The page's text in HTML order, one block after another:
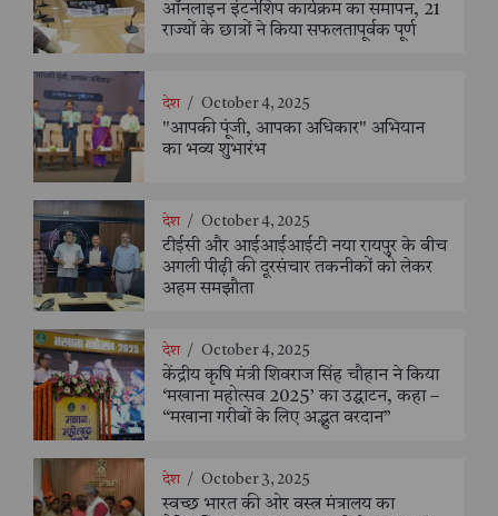
ऑनलाइन इंटर्नशिप कार्यक्रम का समापन, 21
राज्यों के छात्रों ने किया सफलतापूर्वक पूर्ण
देश / October 4, 2025
"आपकी पूंजी, आपका अधिकार" अभियान
का भव्य शुभारंभ
देश / October 4, 2025
टीईसी और आईआईआईटी नया रायपुर के बीच
अगली पीढ़ी की दूरसंचार तकनीकों को लेकर
अहम समझौता
देश / October 4, 2025
केंद्रीय कृषि मंत्री शिवराज सिंह चौहान ने किया
‘मखाना महोत्सव 2025’ का उद्घाटन, कहा –
“मखाना गरीबों के लिए अद्भुत वरदान”
देश / October 3, 2025
स्वच्छ भारत की ओर वस्त्र मंत्रालय का